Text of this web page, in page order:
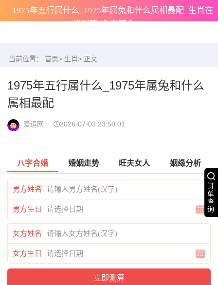
1975年五行属什么_1975年属兔和什么属相最配_生肖在
线测算_免费算命
订
单
查
询
当前位置： 首页> 生肖> 正文
1975年五行属什么_1975年属兔和什么
属相最配
爱运网 2026-07-03 23:50:01
八字合婚 婚姻走势 旺夫女人 姻缘分析
男方姓名
男方生日
女方姓名
女方生日